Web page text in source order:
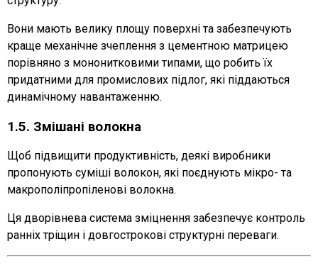
Вони мають велику площу поверхні та забезпечують
краще механічне зчеплення з цементною матрицею
порівняно з мононитковими типами, що робить їх
придатними для промислових підлог, які піддаються
динамічному навантаженню.
1.5. Змішані волокна
Щоб підвищити продуктивність, деякі виробники
пропонують суміші волокон, які поєднують мікро- та
макрополіпропіленові волокна.
Ця дворівнева система зміцнення забезпечує контроль
ранніх тріщин і довгострокові структурні переваги.